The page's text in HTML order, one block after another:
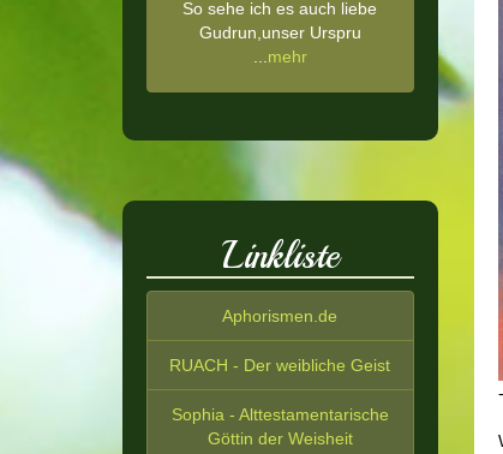
So sehe ich es auch liebe
Gudrun,unser Urspru
mehr
Linkliste
Aphorismen.de
RUACH - Der weibliche Geist
Sophia - Alttestamentarische
Göttin der Weisheit